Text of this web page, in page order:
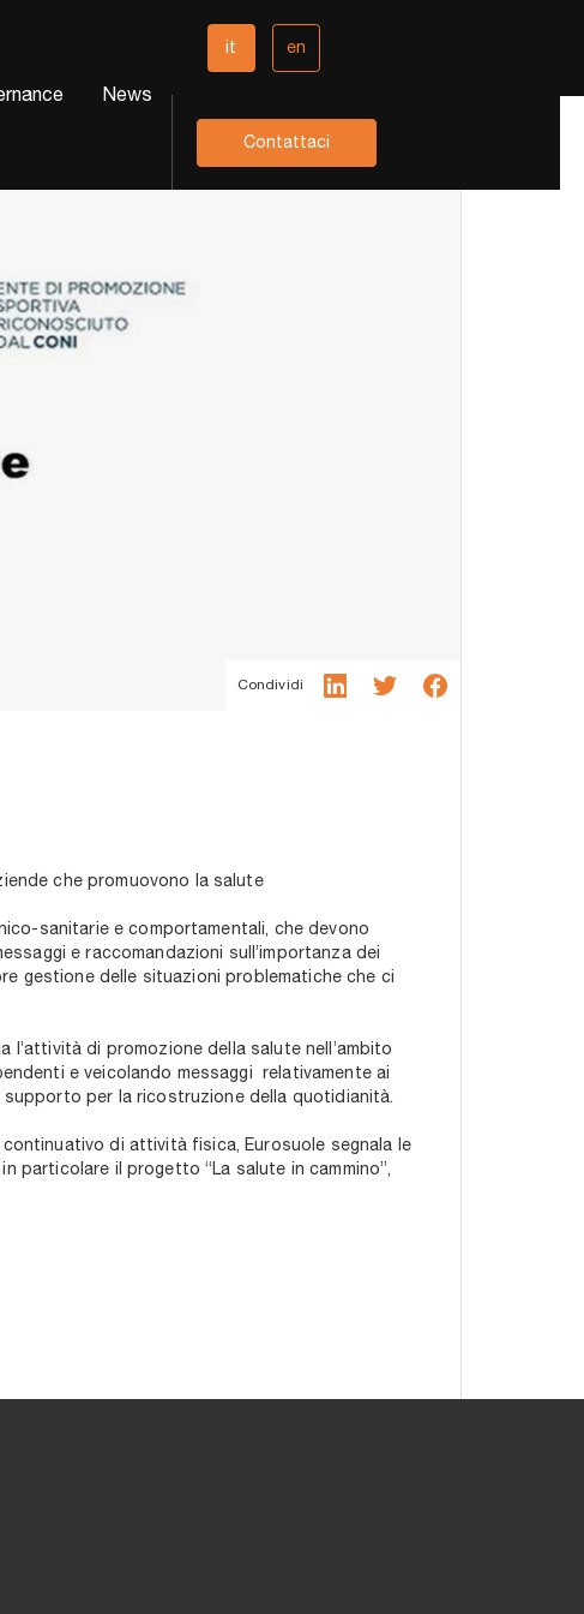
News
it en
Contattaci
Condividi
che promuovono la salute
sanitarie e comportamentali, che devono
e raccomandazioni sull’importanza dei
gestione delle situazioni problematiche che ci
di promozione della salute nell’ambito
e veicolando messaggi relativamente ai
supporto per la ricostruzione della quotidianità.
di attività fisica, Eurosuole segnala le
in particolare il progetto “La salute in cammino”,